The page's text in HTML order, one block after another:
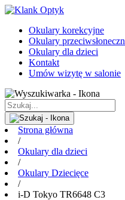
Okulary korekcyjne
Okulary
Okulary dla dzieci
Kontakt
Umów wizytę w salonie
Strona główna
/
Okulary dla dzieci
/
Okulary Dziecięce
/
i-D Tokyo TR6648 C3